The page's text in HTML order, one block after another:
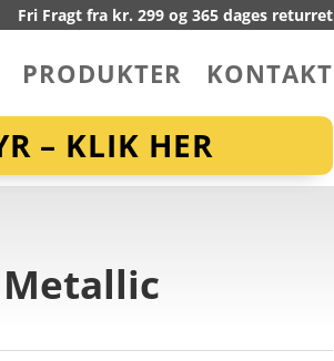
Fri Fragt fra kr. 299 og 365 dages returret
PRODUKTER KONTAKT
– KLIK HER
Metallic